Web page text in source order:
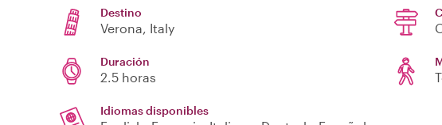
Destino
Verona, Italy
Duración
2.5 horas
Idiomas disponibles